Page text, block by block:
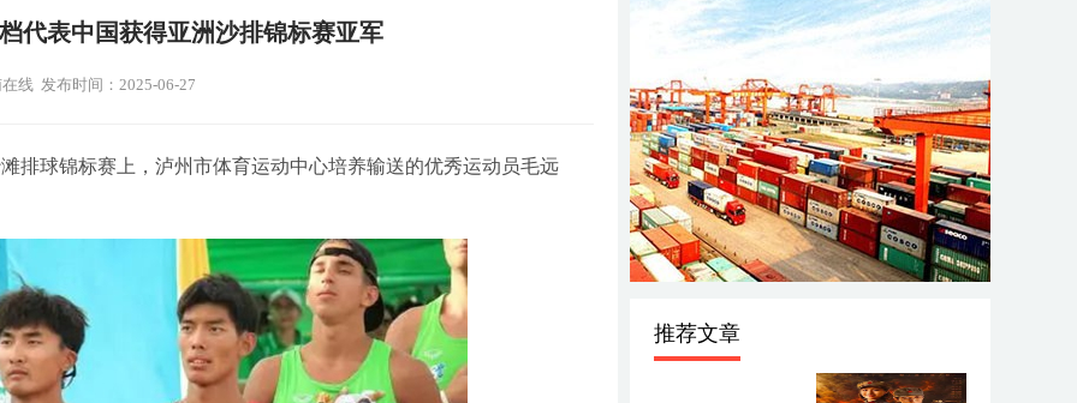
代表中国获得亚洲沙排锦标赛亚军
线 发布时间：2025-06-27
球锦标赛上，泸州市体育运动中心培养输送的优秀运动员毛远
推荐文章